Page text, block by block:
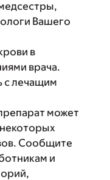
Вашего
в
врача.
с лечащим
может
Сообщите
и